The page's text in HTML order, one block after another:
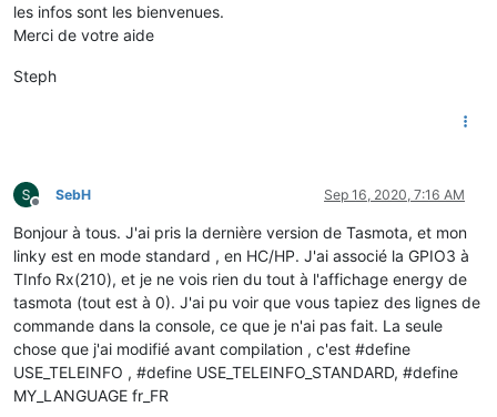
les infos sont les bienvenues.
Merci de votre aide
Steph
Offline
SebH Sep 16, 2020, 7:16 AM
Bonjour à tous. J'ai pris la dernière version de Tasmota, et mon
linky est en mode standard , en HC/HP. J'ai associé la GPIO3 à
TInfo Rx(210), et je ne vois rien du tout à l'affichage energy de
tasmota (tout est à 0). J'ai pu voir que vous tapiez des lignes de
commande dans la console, ce que je n'ai pas fait. La seule
chose que j'ai modifié avant compilation , c'est #define
USE_TELEINFO , #define USE_TELEINFO_STANDARD, #define
MY_LANGUAGE fr_FR